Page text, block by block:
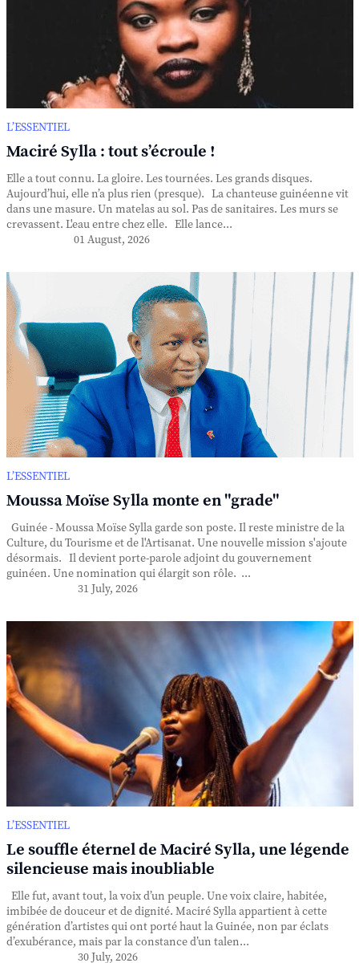
L’ESSENTIEL
Maciré Sylla : tout s’écroule !
Elle a tout connu. La gloire. Les tournées. Les grands disques.
Aujourd’hui, elle n’a plus rien (presque). La chanteuse guinéenne vit
dans une masure. Un matelas au sol. Pas de sanitaires. Les murs se
crevassent. L'eau entre chez elle. Elle lance...
01 August, 2026
L’ESSENTIEL
Moussa Moïse Sylla monte en "grade"
Guinée - Moussa Moïse Sylla garde son poste. Il reste ministre de la
Culture, du Tourisme et de l'Artisanat. Une nouvelle mission s'ajoute
désormais. Il devient porte-parole adjoint du gouvernement
guinéen. Une nomination qui élargit son rôle. ...
31 July, 2026
L’ESSENTIEL
Le souffle éternel de Maciré Sylla, une légende
silencieuse mais inoubliable
Elle fut, avant tout, la voix d’un peuple. Une voix claire, habitée,
imbibée de douceur et de dignité. Maciré Sylla appartient à cette
génération d’artistes qui ont porté haut la Guinée, non par éclats
d’exubérance, mais par la constance d’un talen...
30 July, 2026